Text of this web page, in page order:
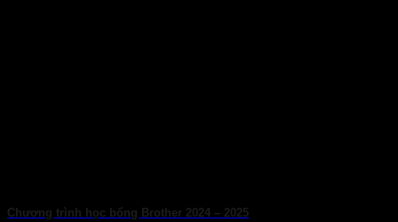
Chương trình học bổng Brother 2024 – 2025